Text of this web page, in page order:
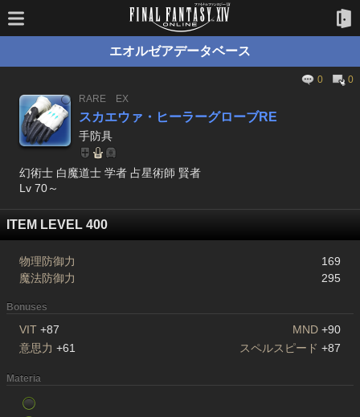
エオルゼアデータベース
0
0
RARE
EX
スカエウァ・ヒーラーグローブRE
手防具
幻術士 白魔道士 学者 占星術師 賢者
Lv 70～
ITEM LEVEL 400
物理防御力
169
魔法防御力
295
Bonuses
VIT +87 MND +90
意思力 +61 スペルスピード +87
Materia